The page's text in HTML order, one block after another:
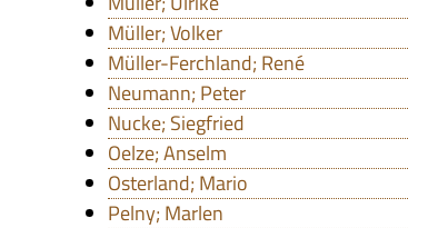
Müller; Volker
Müller-Ferchland; René
Neumann; Peter
Nucke; Siegfried
Oelze; Anselm
Osterland; Mario
Pelny; Marlen